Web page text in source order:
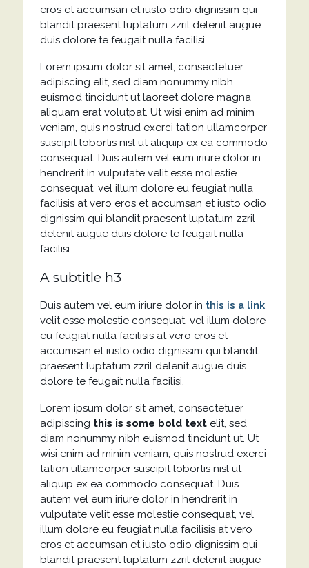
eros et accumsan et iusto odio dignissim qui
blandit praesent luptatum zzril delenit augue
duis dolore te feugait nulla facilisi.
Lorem ipsum dolor sit amet, consectetuer
adipiscing elit, sed diam nonummy nibh
euismod tincidunt ut laoreet dolore magna
aliquam erat volutpat. Ut wisi enim ad minim
veniam, quis nostrud exerci tation ullamcorper
suscipit lobortis nisl ut aliquip ex ea commodo
consequat. Duis autem vel eum iriure dolor in
hendrerit in vulputate velit esse molestie
consequat, vel illum dolore eu feugiat nulla
facilisis at vero eros et accumsan et iusto odio
dignissim qui blandit praesent luptatum zzril
delenit augue duis dolore te feugait nulla
facilisi.
A subtitle h3
Duis autem vel eum iriure dolor in this is a link
velit esse molestie consequat, vel illum dolore
eu feugiat nulla facilisis at vero eros et
accumsan et iusto odio dignissim qui blandit
praesent luptatum zzril delenit augue duis
dolore te feugait nulla facilisi.
Lorem ipsum dolor sit amet, consectetuer
adipiscing this is some bold textelit, sed
diam nonummy nibh euismod tincidunt ut. Ut
wisi enim ad minim veniam, quis nostrud exerci
tation ullamcorper suscipit lobortis nisl ut
aliquip ex ea commodo consequat. Duis
autem vel eum iriure dolor in hendrerit in
vulputate velit esse molestie consequat, vel
illum dolore eu feugiat nulla facilisis at vero
eros et accumsan et iusto odio dignissim qui
blandit praesent luptatum zzril delenit augue